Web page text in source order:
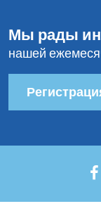
Мы рады
нашей